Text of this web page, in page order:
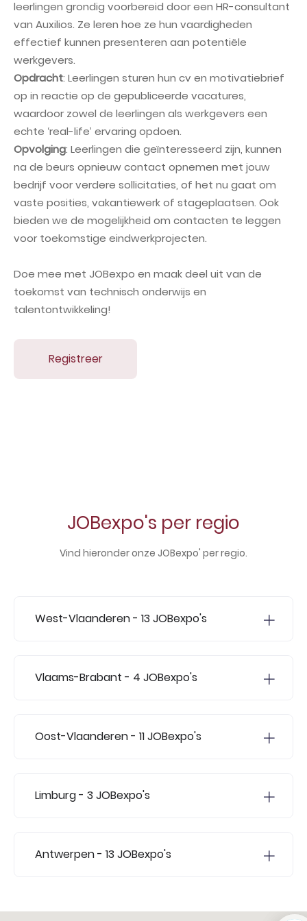
leerlingen grondig voorbereid door een HR-consultant
van Auxilios. Ze leren hoe ze hun vaardigheden
effectief kunnen presenteren aan potentiële
werkgevers.
Opdracht: Leerlingen sturen hun cv en motivatiebrief
op in reactie op de gepubliceerde vacatures,
waardoor zowel de leerlingen als werkgevers een
echte ‘real-life’ ervaring opdoen.
Opvolging: Leerlingen die geïnteresseerd zijn, kunnen
na de beurs opnieuw contact opnemen met jouw
bedrijf voor verdere sollicitaties, of het nu gaat om
vaste posities, vakantiewerk of stageplaatsen. Ook
bieden we de mogelijkheid om contacten te leggen
voor toekomstige eindwerkprojecten.
Doe mee met JOBexpo en maak deel uit van de
toekomst van technisch onderwijs en
talentontwikkeling!
Registreer
JOBexpo's per regio
Vind hieronder onze JOBexpo' per regio.
West-Vlaanderen- 13 JOBexpo's
Vlaams-Brabant - 4 JOBexpo's
Oost-Vlaanderen- 11 JOBexpo's
Limburg- 3 JOBexpo's
Antwerpen- 13 JOBexpo's